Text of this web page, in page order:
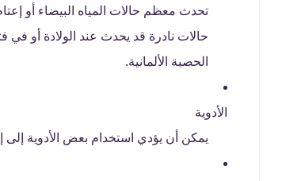
تحدث معظم حالات المياه البيضاء أو
حالات نادرة قد يحدث عند الولادة أو في
الحصبة الألمانية.
الأدوية
يمكن أن يؤدي استخدام بعض الأدوية إلى